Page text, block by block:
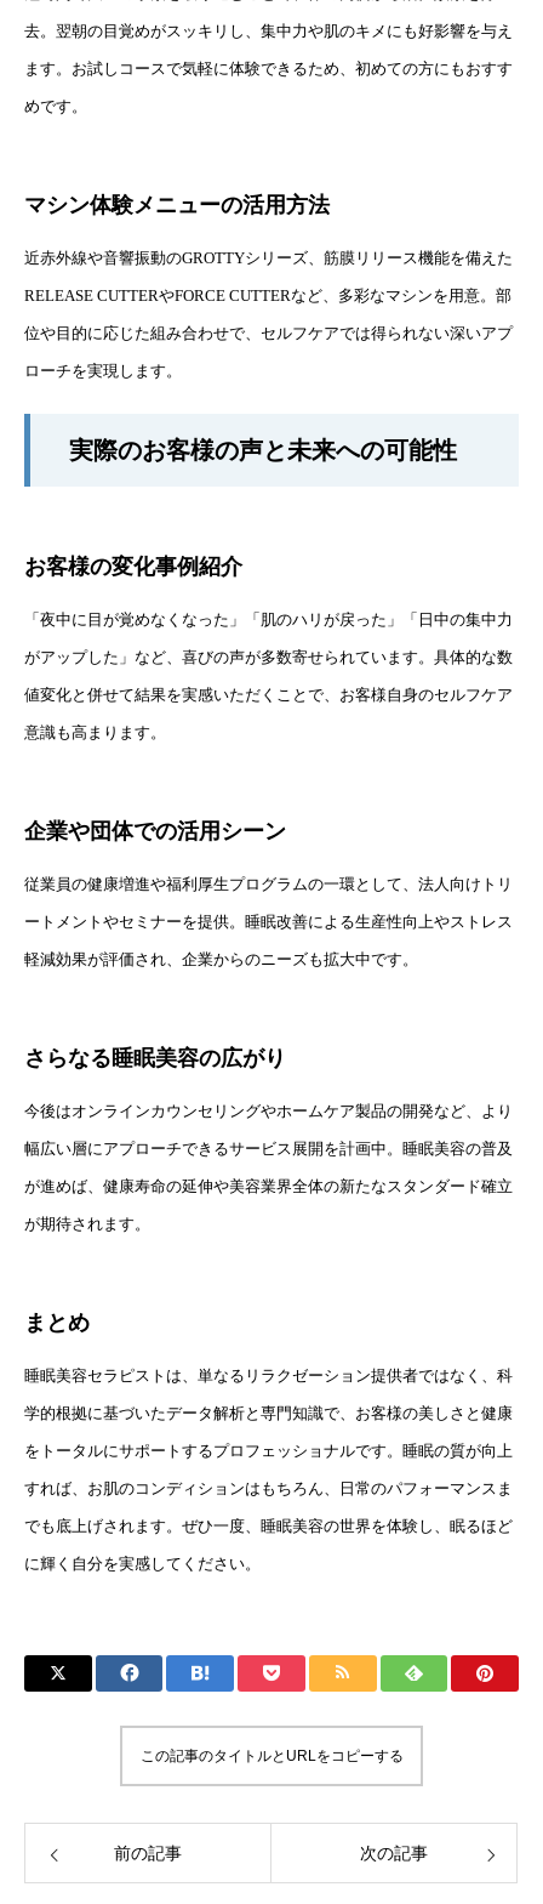
去。翌朝の目覚めがスッキリし、集中力や肌のキメにも好影響を与え
ます。お試しコースで気軽に体験できるため、初めての方にもおすす
めです。
マシン体験メニューの活用方法
近赤外線や音響振動のGROTTYシリーズ、筋膜リリース機能を備えた
RELEASE CUTTERやFORCE CUTTERなど、多彩なマシンを用意。部
位や目的に応じた組み合わせで、セルフケアでは得られない深いアプ
ローチを実現します。
実際のお客様の声と未来への可能性
お客様の変化事例紹介
「夜中に目が覚めなくなった」「肌のハリが戻った」「日中の集中力
がアップした」など、喜びの声が多数寄せられています。具体的な数
値変化と併せて結果を実感いただくことで、お客様自身のセルフケア
意識も高まります。
企業や団体での活用シーン
従業員の健康増進や福利厚生プログラムの一環として、法人向けトリ
ートメントやセミナーを提供。睡眠改善による生産性向上やストレス
軽減効果が評価され、企業からのニーズも拡大中です。
さらなる睡眠美容の広がり
今後はオンラインカウンセリングやホームケア製品の開発など、より
幅広い層にアプローチできるサービス展開を計画中。睡眠美容の普及
が進めば、健康寿命の延伸や美容業界全体の新たなスタンダード確立
が期待されます。
まとめ
睡眠美容セラピストは、単なるリラクゼーション提供者ではなく、科
学的根拠に基づいたデータ解析と専門知識で、お客様の美しさと健康
をトータルにサポートするプロフェッショナルです。睡眠の質が向上
すれば、お肌のコンディションはもちろん、日常のパフォーマンスま
でも底上げされます。ぜひ一度、睡眠美容の世界を体験し、眠るほど
に輝く自分を実感してください。
この記事のタイトルとURLをコピーする
前の記事 次の記事